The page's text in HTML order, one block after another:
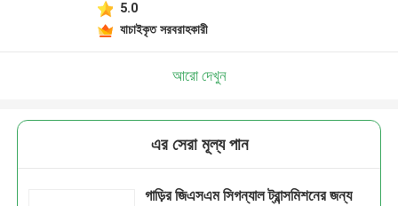
5.0
যাচাইকৃত সরবরাহকারী
আরো দেখুন
এর সেরা মূল্য পান
গাড়ির জিএসএম সিগন্যাল ট্রান্সমিশনের জন্য